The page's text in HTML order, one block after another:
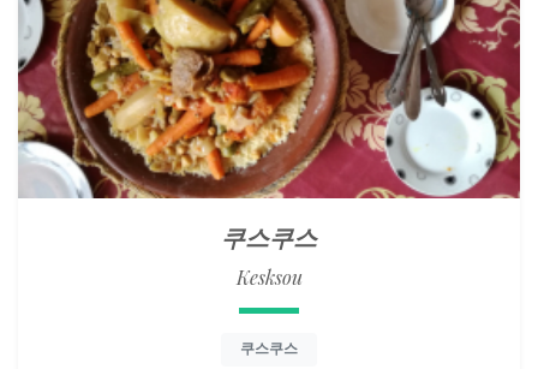
쿠스쿠스
Kesksou
쿠스쿠스